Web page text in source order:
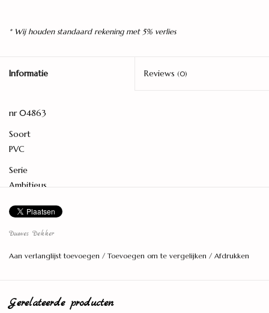
* Wij houden standaard rekening met 5% verlies
Informatie Reviews (0)
nr 04863
Soort
PVC
Serie
Ambitieus
Levereenheid
2,435 M2
44,8
Douwes Dekker
Aan verlanglijst toevoegen /Toevoegen om te vergelijken / Afdrukken
Gerelateerde producten